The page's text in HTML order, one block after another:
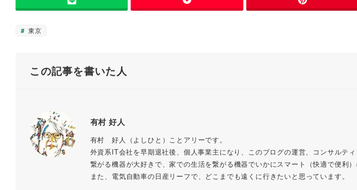
す ウ
ド
ウ
す
o
o
n
東京
この記事を書いた人
有村 好人
有村 好人（よしひと）ことアリーです。
外資系IT会社を早期退社後、個人事業主になり、このブログの運営、コンサルティ
繋がる機器が大好きで、家での生活を繋がる機器でいかにスマート（快適で便利）
また、電気自動車の日産リーフで、どこまでも遠くに行きたいと思っています。